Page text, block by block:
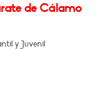
de Cálamo
y Juvenil